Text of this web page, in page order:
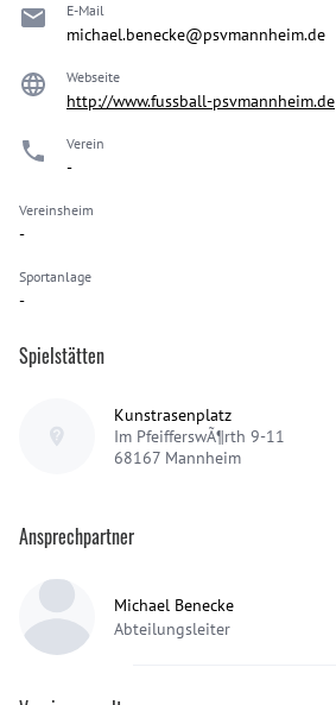
E-Mail
michael.benecke@psvmannheim.de
Webseite
http://www.fussball-psvmannheim.de
Verein
-
Vereinsheim
-
Sportanlage
-
Spielstätten
Kunstrasenplatz
Im PfeifferswÃ¶rth 9-11
68167 Mannheim
Ansprechpartner
Michael Benecke
Abteilungsleiter